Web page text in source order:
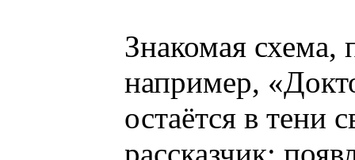
Знакомая схема,
например,
остаётся в тени